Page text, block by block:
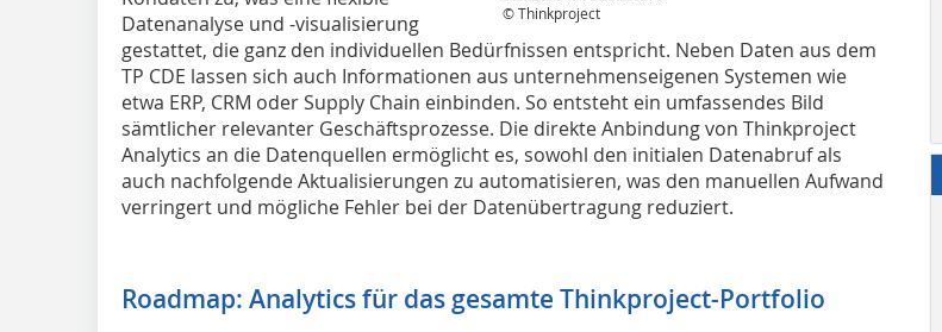
© Thinkproject
Datenanalyse und -visualisierung
gestattet, die ganz den individuellen Bedürfnissen entspricht. Neben Daten aus dem
TP CDE lassen sich auch Informationen aus unternehmenseigenen Systemen wie
etwa ERP, CRM oder Supply Chain einbinden. So entsteht ein umfassendes Bild
sämtlicher relevanter Geschäftsprozesse. Die direkte Anbindung von Thinkproject
Analytics an die Datenquellen ermöglicht es, sowohl den initialen Datenabruf als
auch nachfolgende Aktualisierungen zu automatisieren, was den manuellen Aufwand
verringert und mögliche Fehler bei der Datenübertragung reduziert.
Roadmap: Analytics für das gesamte Thinkproject-Portfolio